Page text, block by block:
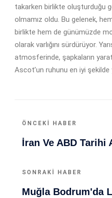
takarken birlikte oluşturduğu
olmamız oldu. Bu gelenek,
birlikte hem de günümüzde
olarak varlığını sürdürüyor.
atmosferinde, şapkaların
Ascot’un ruhunu en iyi şekilde
ÖNCEKI HABER
SONRAKI HABER